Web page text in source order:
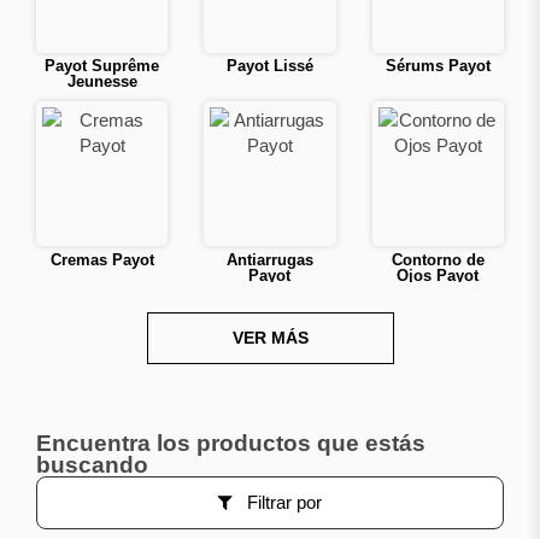
Payot Suprême
Jeunesse
Payot Lissé Sérums Payot
Cremas Payot
Antiarrugas
Payot
Contorno de
Ojos Payot
Desmaquillantes
Payot
Cuidado
VER MÁS
Encuentra los productos que estás
buscando
Filtrar por